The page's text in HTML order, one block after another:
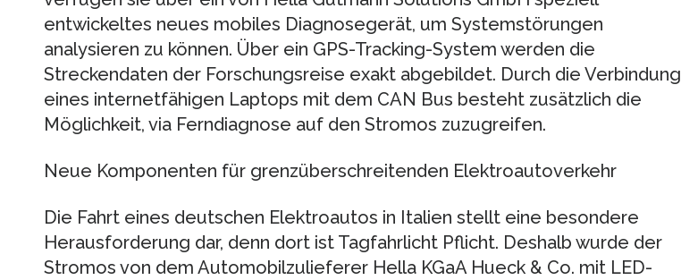
entwickeltes neues mobiles Diagnosegerät, um Systemstörungen
analysieren zu können. Über ein GPS-Tracking-System werden die
Streckendaten der Forschungsreise exakt abgebildet. Durch die Verbindung
eines internetfähigen Laptops mit dem CAN Bus besteht zusätzlich die
Möglichkeit, via Ferndiagnose auf den Stromos zuzugreifen.
Neue Komponenten für grenzüberschreitenden Elektroautoverkehr
Die Fahrt eines deutschen Elektroautos in Italien stellt eine besondere
Herausforderung dar, denn dort ist Tagfahrlicht Pflicht. Deshalb wurde der
Stromos von dem Automobilzulieferer Hella KGaA Hueck & Co. mit LED-